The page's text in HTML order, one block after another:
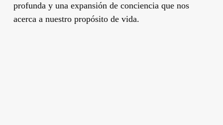
profunda y una expansión de conciencia que nos
acerca a nuestro propósito de vida.